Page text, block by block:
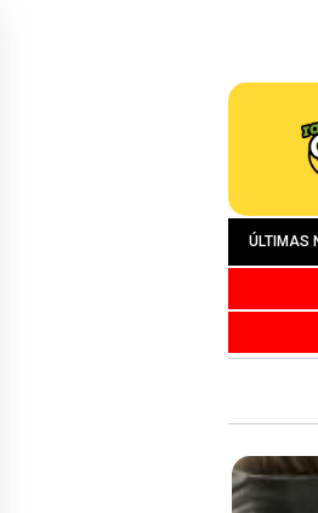
ÚLTIMAS